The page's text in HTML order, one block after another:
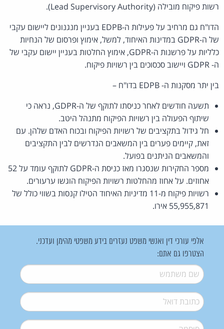
רשות פיקוח מובילה (Lead Supervisory Authority).
הדו"ח גם מרחיב על פעילות ה-EDPB בעניין מנגנונים ליישום עקבי
של ה-GDPR במדינות האיחוד, למשל, אימוץ ופרסום של הנחיות
כלליות על פרשנות ה-GDPR, אימוץ החלטות בעניין יישום עקבי של
ה- GDPR ויישוב סכסוכים בין רשויות פיקוח.
בין יתר מסקנות ה- EDPB בדו"ח –
תשעה חודשים לאחר כניסתו לתוקף של ה-GDPR, נראה כי
שיתוף הפעולה בין רשויות הפיקוח מתנהל היטב.
חל גידול בתקציבים של רשויות הפיקוח ובכוח האדם שלהן. עם
זאת, קיימים פערים בין המשאבים הנדרשים לבין התקציבים
והמשאבים הניתנים בפועל.
מספר החקירות שנסגרו מאז כניסת ה-GDPR לתוקף עומד על 52
אחוזים. על אחוז מהחלטות רשויות הפיקוח הוגשו ערעורים.
רשויות פיקוח מ-11 מדיניות האיחוד הטילו קנסות בשווי כולל של
55,955,871 אירו.
אלפי עורכי דין ואנשי משפט נעזרים בידע משפטי מהימן ועדכני.
הצטרפו גם אתם:
שם משתמש*
דואל*
סיסמה*